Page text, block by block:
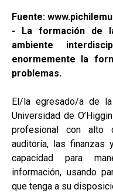
Fuente:
- La formación de
ambiente
enormemente la
problemas.
El/la egresado/a de
Universidad de
profesional con alto
auditoría, las finanzas
capacidad para
información, usando
que tenga a su